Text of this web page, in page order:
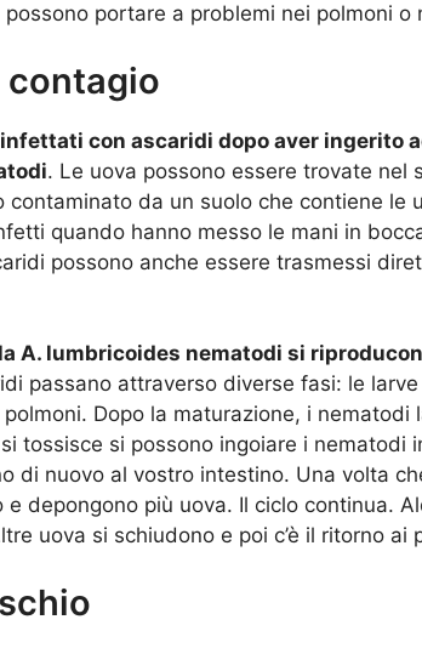
portare a problemi nei polmoni o
contagio
con ascaridi dopo aver ingerito
. Le uova possono essere trovate nel
contaminato da un suolo che contiene le
quando hanno messo le mani in
possono anche essere trasmessi
A. lumbricoides nematodi si
passano attraverso diverse fasi: le
Dopo la maturazione, i nematodi
tossisce si possono ingoiare i nematodi
di nuovo al vostro intestino. Una volta
e depongono più uova. Il ciclo continua.
uova si schiudono e poi c’è il ritorno ai